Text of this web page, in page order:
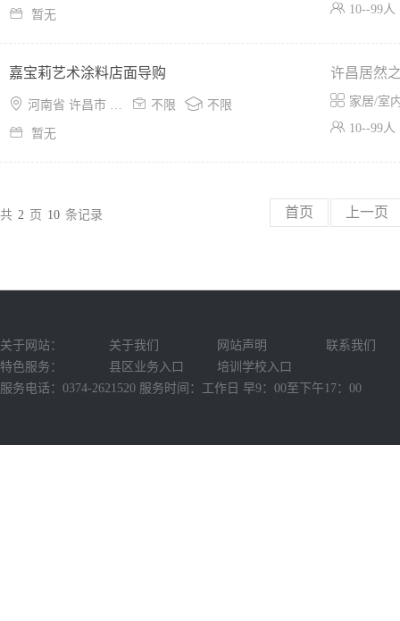
 暂无  10--99人
嘉宝莉艺术涂料店面导购
 河南省 许昌市 魏都区  不限  不限
 暂无
许昌居然
 家居/室
 10--99人
共 2 页 10 条记录 首页 上一页
关于网站： 关于我们 网站声明
联系我们
特色服务：
县区业务入口
培训学校入口
服务电话：0374-2621520 服务时间：工作日 早9：00至下午17：00